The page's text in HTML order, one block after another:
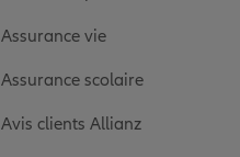
Assurance vie
Assurance scolaire
Avis clients Allianz